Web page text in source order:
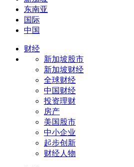
东南亚
国际
中国
财经
新加坡股市
新加坡财经
全球财经
中国财经
投资理财
房产
美国股市
中小企业
起步创新
财经人物